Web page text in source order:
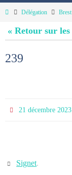
HomeDélégation Brest
« Retour sur
239
21 décembre 2023
Signet.